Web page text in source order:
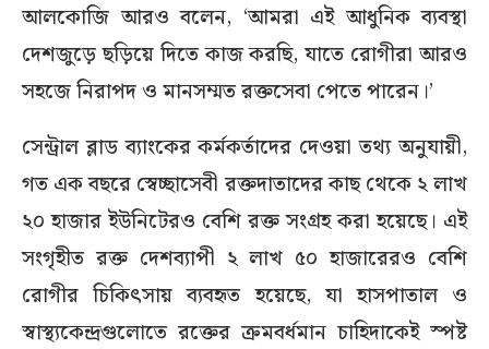
আলকোজি আরও বলেন, ‘আমরা এই আধুনিক ব্যবস্থা
দেশজুড়ে ছড়িয়ে দিতে কাজ করছি, যাতে রোগীরা আরও
সহজে নিরাপদ ও মানসম্মত রক্তসেবা পেতে পারেন।’
সেন্ট্রাল ব্লাড ব্যাংকের কর্মকর্তাদের দেওয়া তথ্য অনুযায়ী,
গত এক বছরে স্বেচ্ছাসেবী রক্তদাতাদের কাছ থেকে ২ লাখ
২০ হাজার ইউনিটেরও বেশি রক্ত সংগ্রহ করা হয়েছে। এই
সংগৃহীত রক্ত দেশব্যাপী ২ লাখ ৫০ হাজারেরও বেশি
রোগীর চিকিৎসায় ব্যবহৃত হয়েছে, যা হাসপাতাল ও
স্বাস্থ্যকেন্দ্রগুলোতে রক্তের ক্রমবর্ধমান চাহিদাকেই স্পষ্ট